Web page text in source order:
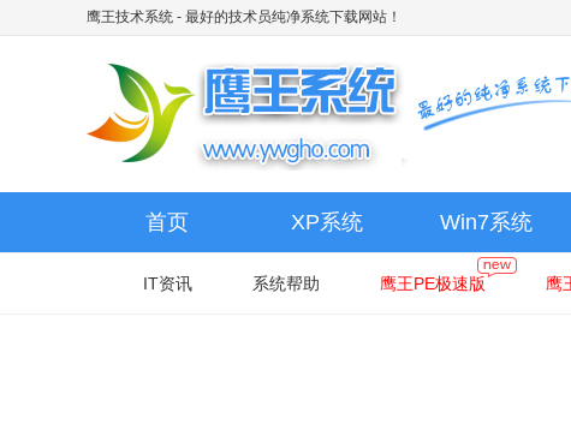
鹰王技术系统 - 最好的技术员纯净系统下载网站！
首页 XP系统 Win7系统
IT资讯 系统帮助 鹰王PE极速版 鹰